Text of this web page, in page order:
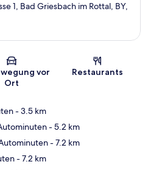
1, Bad Griesbach im Rottal, BY,
vor
Ort
Restaurants
- 3.5 km
- 5.2 km
- 7.2 km
- 7.2 km